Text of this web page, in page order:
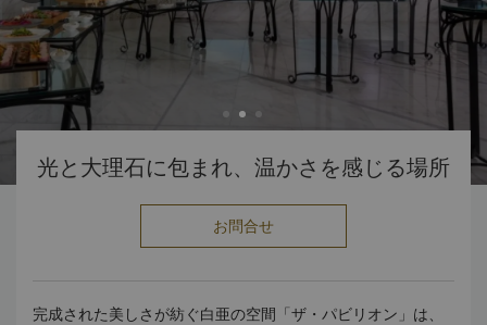
光と大理石に包まれ、温かさを感じる場所
お問合せ
完成された美しさが紡ぐ白亜の空間「ザ・パビリオン」は、